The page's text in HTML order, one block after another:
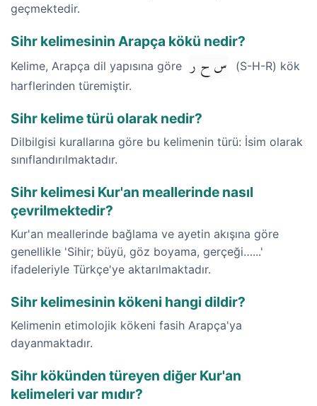
geçmektedir.
Sihr kelimesinin Arapça kökü nedir?
Kelime, Arapça dil yapısına göre س ح ر
(S-H-R) kök
harflerinden türemiştir.
Sihr kelime türü olarak nedir?
Dilbilgisi kurallarına göre bu kelimenin türü: İsim olarak
sınıflandırılmaktadır.
Sihr kelimesi Kur'an meallerinde nasıl
çevrilmektedir?
Kur'an meallerinde bağlama ve ayetin akışına göre
genellikle 'Sihir; büyü, göz boyama, gerçeği…...'
ifadeleriyle Türkçe'ye aktarılmaktadır.
Sihr kelimesinin kökeni hangi dildir?
Kelimenin etimolojik kökeni fasih Arapça'ya
dayanmaktadır.
Sihr kökünden türeyen diğer Kur'an
kelimeleri var mıdır?